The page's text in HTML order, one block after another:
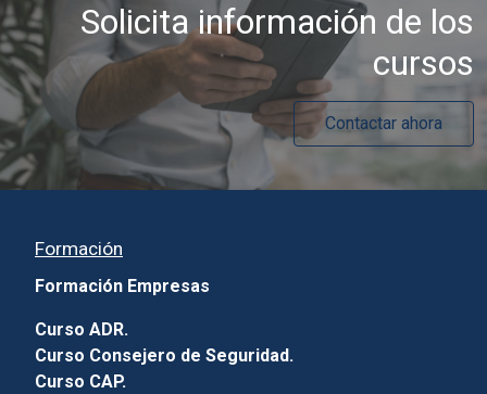
Solicita información de los
cursos
Contactar ahora
Formación
Formación Empresas
Curso ADR.
Curso Consejero de Seguridad.
Curso CAP.